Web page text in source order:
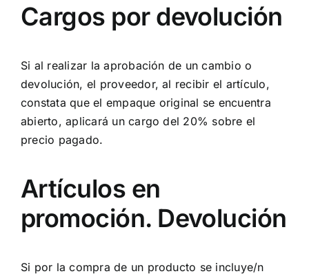
Cargos por devolución
Si al realizar la aprobación de un cambio o
devolución, el proveedor, al recibir el artículo,
constata que el empaque original se encuentra
abierto, aplicará un cargo del 20% sobre el
precio pagado.
Artículos en
promoción. Devolución
Si por la compra de un producto se incluye/n